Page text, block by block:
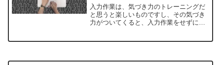
入力作業は、気づき力のトレーニングだ
と思うと楽しいものですし、その気づき
力がついてくると、入力作業をせずに集